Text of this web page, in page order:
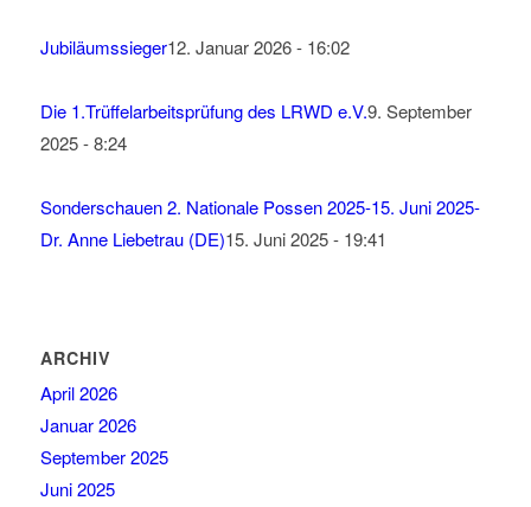
Jubiläumssieger12. Januar 2026 - 16:02
Die 1.Trüffelarbeitsprüfung des LRWD e.V.9. September
2025 - 8:24
Sonderschauen 2. Nationale Possen 2025-15. Juni 2025-
Dr. Anne Liebetrau (DE)15. Juni 2025 - 19:41
ARCHIV
April 2026
Januar 2026
September 2025
Juni 2025